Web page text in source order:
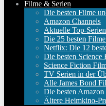
Filme & Serien
Die besten Filme
Amazon Channels
Aktuelle Top-Serien
Die 25 besten
Netflix: Die 12
Die besten Science
Science Fiction
TV Serien in der
Alle James Bond
Die besten
Ältere Heimkino-